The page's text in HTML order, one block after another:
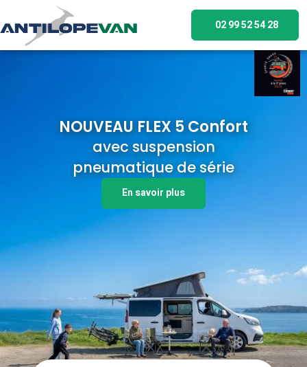
02 99 52 54 28
NOUVEAU FLEX 5 Confort
avec suspension
pneumatique de série
En savoir plus